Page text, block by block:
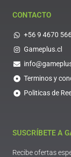
CONTACTO
+56 9 4670
Gameplus.cl
Terminos y
Politicas de
SUSCRÍBETE A
Recibe ofertas